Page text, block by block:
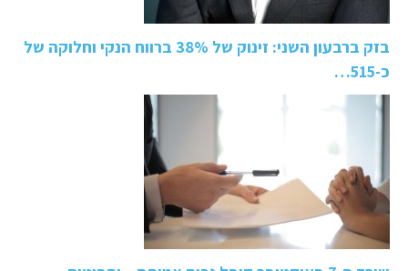
בזק ברבעון השני: זינוק של 38% ברווח הנקי וחלוקה של
כ-515…